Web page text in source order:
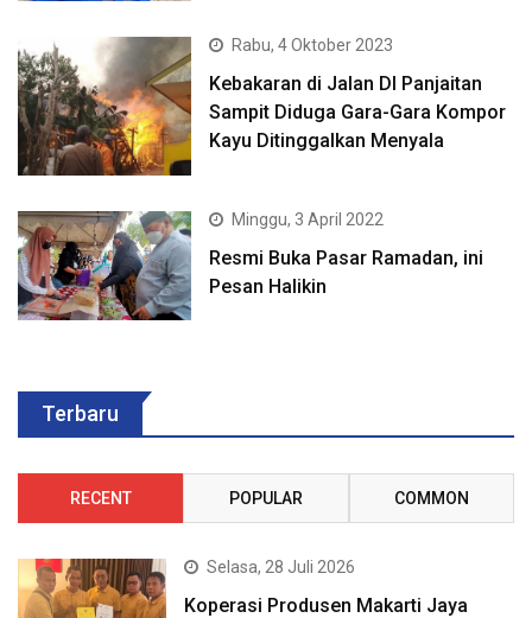
Rabu, 4 Oktober 2023
Kebakaran di Jalan DI Panjaitan
Sampit Diduga Gara-Gara Kompor
Kayu Ditinggalkan Menyala
Minggu, 3 April 2022
Resmi Buka Pasar Ramadan, ini
Pesan Halikin
Terbaru
RECENT POPULAR COMMON
Selasa, 28 Juli 2026
Koperasi Produsen Makarti Jaya